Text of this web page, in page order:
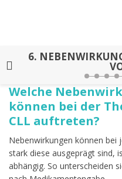
6.
Welche
können bei der
CLL auftreten?
Nebenwirkungen können bei
stark diese ausgeprägt sind,
abhängig. So unterscheiden